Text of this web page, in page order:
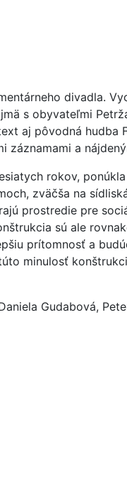
divadla.
s obyvateľmi
aj pôvodná hudba
záznamami a
rokov,
zväčša na
prostredie pre
sú ale
prítomnosť a
minulosť
Gudabová,